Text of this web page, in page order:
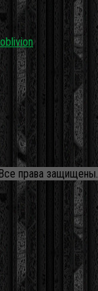
права защищены.